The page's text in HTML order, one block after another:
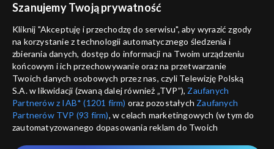
ANULUJ
informacje o dostawcy usług
Szanujemy Twoją prywatność
Kliknij "Akceptuję i przechodzę do serwisu", aby wyrazić zgody
na korzystanie z technologii automatycznego śledzenia i
zbierania danych, dostęp do informacji na Twoim urządzeniu
końcowym i ich przechowywanie oraz na przetwarzanie
Twoich danych osobowych przez nas, czyli Telewizję Polską
S.A. w likwidacji (zwaną dalej również „TVP”), Zaufanych
Partnerów z IAB* (1201 firm) oraz pozostałych Zaufanych
Partnerów TVP (93 firm), w celach marketingowych (w tym do
zautomatyzowanego dopasowania reklam do Twoich